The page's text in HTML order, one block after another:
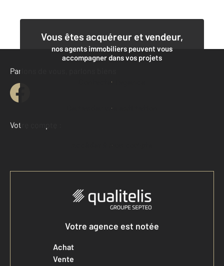
Vous êtes acquéreur et vendeur,
nos agents immobiliers peuvent vous
accompagner dans vos projets
Contacter l'agence
Demander une estimation
Parlons de vous, parlons biens
Votre compte :
Accéder à mon compte
Votre agence est notée
Achat
Vente